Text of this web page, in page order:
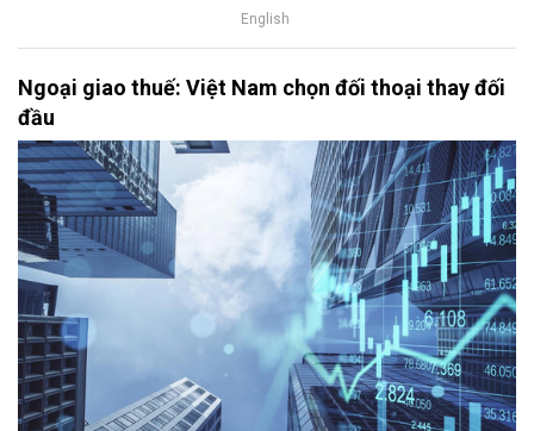
English
Ngoại giao thuế: Việt Nam chọn đối thoại thay đối
đầu